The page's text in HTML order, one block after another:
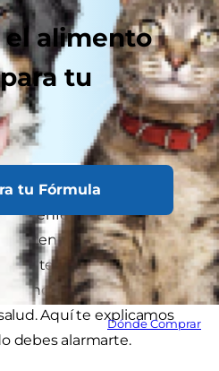
el alimento
tu
tu Fórmula
Dónde Comprar
si la nariz seca en
está enfermo, y la
muchas razones
tener la nariz seca y
no tienen nada que
Aquí te explicamos
debes alarmarte.